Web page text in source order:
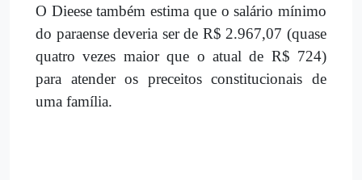
O Dieese também estima que o salário mínimo
do paraense deveria ser de R$ 2.967,07 (quase
quatro vezes maior que o atual de R$ 724)
para atender os preceitos constitucionais de
uma família.